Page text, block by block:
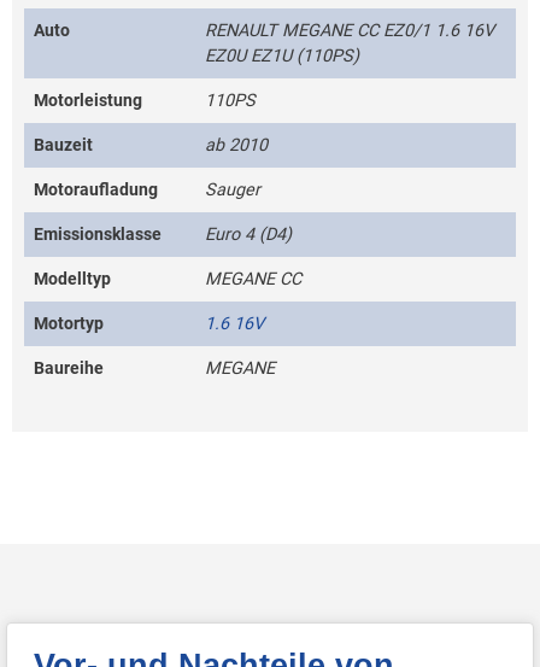
Auto
RENAULT MEGANE CC EZ0/1 1.6 16V
EZ0U EZ1U (110PS)
Motorleistung 110PS
Bauzeit ab 2010
Motoraufladung Sauger
Emissionsklasse Euro 4 (D4)
Modelltyp MEGANE CC
Motortyp 1.6 16V
Baureihe MEGANE